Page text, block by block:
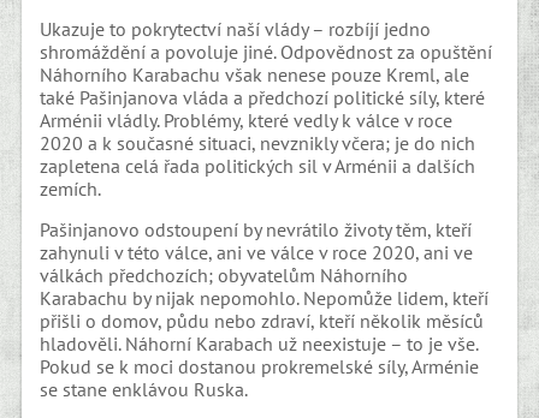
Ukazuje to pokrytectví naší vlády – rozbíjí jedno
shromáždění a povoluje jiné. Odpovědnost za opuštění
Náhorního Karabachu však nenese pouze Kreml, ale
také Pašinjanova vláda a předchozí politické síly, které
Arménii vládly. Problémy, které vedly k válce v roce
2020 a k současné situaci, nevznikly včera; je do nich
zapletena celá řada politických sil v Arménii a dalších
zemích.
Pašinjanovo odstoupení by nevrátilo životy těm, kteří
zahynuli v této válce, ani ve válce v roce 2020, ani ve
válkách předchozích; obyvatelům Náhorního
Karabachu by nijak nepomohlo. Nepomůže lidem, kteří
přišli o domov, půdu nebo zdraví, kteří několik měsíců
hladověli. Náhorní Karabach už neexistuje – to je vše.
Pokud se k moci dostanou prokremelské síly, Arménie
se stane enklávou Ruska.